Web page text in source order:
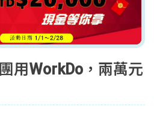
用WorkDo，兩萬元